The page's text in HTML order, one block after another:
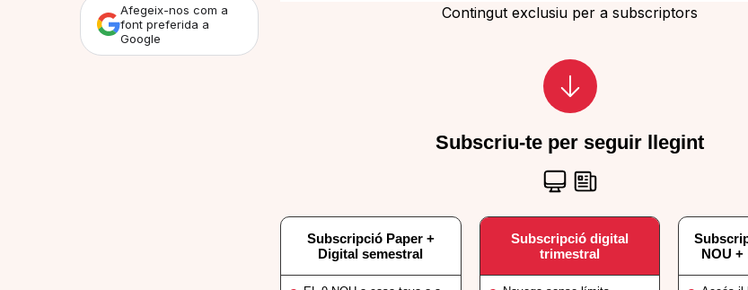
Afegeix-nos com a
font preferida a
Google
Contingut exclusiu per a subscriptors